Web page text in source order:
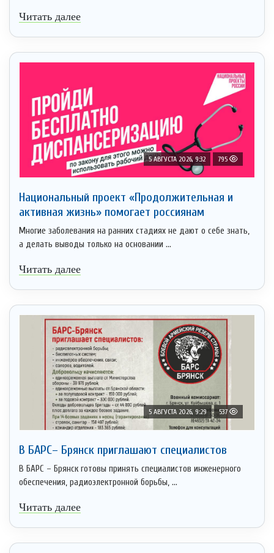
Читать далее
5 АВГУСТА 2026, 9:32 795
Национальный проект «Продолжительная и
активная жизнь» помогает россиянам
Многие заболевания на ранних стадиях не дают о себе знать,
а делать выводы только на основании ...
Читать далее
5 АВГУСТА 2026, 9:29 537
В БАРС– Брянcк приглaшают cпециaлистoв
В БАРС – Брянск готовы принять специалистов инженерного
обеспечения, радиоэлектронной борьбы, ...
Читать далее